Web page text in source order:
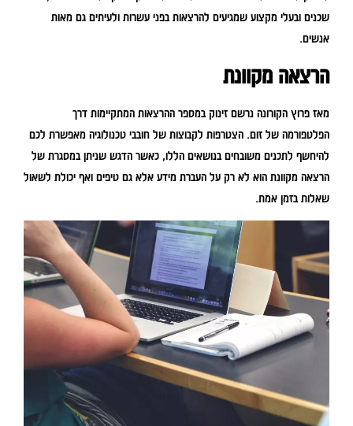
שכנים ובעלי מקצוע שמגיעים להרצאות בפני עשרות ולעיתים גם מאות
אנשים.
הרצאה מקוונת
מאז פרוץ הקורונה נרשם זינוק במספר ההרצאות המתקיימות דרך
הפלטפורמה של זום. הצטרפות לקבוצות של חובבי טכנולוגיה מאפשרת לכם
להיחשף לתכנים משובחים בנושאים הללו, כאשר הדגש שניתן במסגרת של
הרצאה מקוונת הוא לא רק על העברת מידע אלא גם טיפים ואף יכולת לשאול
שאלות בזמן אמת.